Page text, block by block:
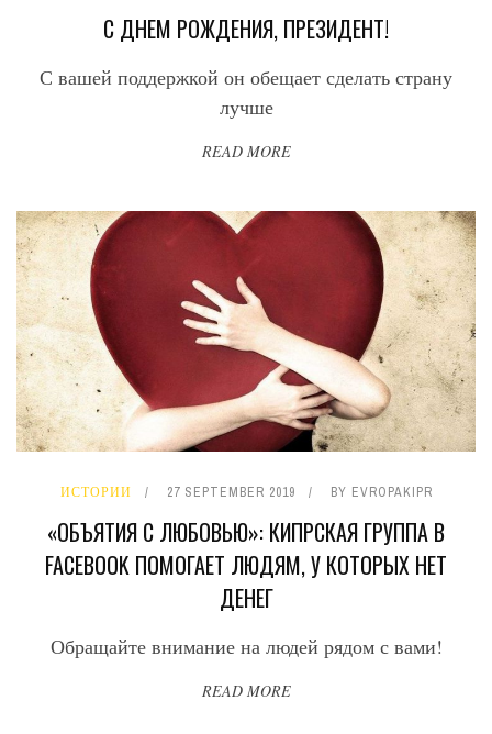
С ДНЕМ РОЖДЕНИЯ, ПРЕЗИДЕНТ!
С вашей поддержкой он обещает сделать страну
лучше
READ MORE
ИСТОРИИ 27 SEPTEMBER 2019 BY EVROPAKIPR
«ОБЪЯТИЯ С ЛЮБОВЬЮ»: КИПРСКАЯ ГРУППА В
FACEBOOK ПОМОГАЕТ ЛЮДЯМ, У КОТОРЫХ НЕТ
ДЕНЕГ
Обращайте внимание на людей рядом с вами!
READ MORE